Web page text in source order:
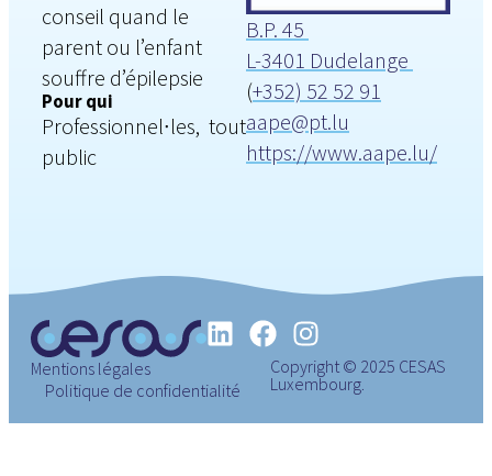
conseil quand le
parent ou l’enfant
souffre d’épilepsie
Pour qui
Professionnel∙les, tout
public
B.P. 45
L-3401 Dudelange
(+352) 52 52 91
aape@pt.lu
https://www.aape.lu/
Copyright © 2025 CESAS
Luxembourg.
Mentions légales
Politique de confidentialité